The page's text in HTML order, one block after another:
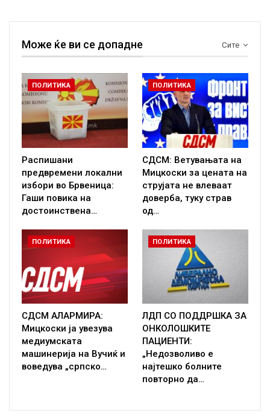
Сите
Може ќе ви се допадне
ПОЛИТИКА
Распишани
предвремени локални
избори во Брвеница:
Гаши повика на
достоинствена…
ПОЛИТИКА
СДСМ: Ветувањата на
Мицкоски за цената на
струјата не влеваат
доверба, туку страв
од…
ПОЛИТИКА
СДСМ АЛАРМИРА:
Мицкоски ја увезува
медиумската
машинерија на Вучиќ и
воведува „српско…
ПОЛИТИКА
ЛДП СО ПОДДРШКА ЗА
ОНКОЛОШКИТЕ
ПАЦИЕНТИ:
„Недозволиво е
најтешко болните
повторно да…